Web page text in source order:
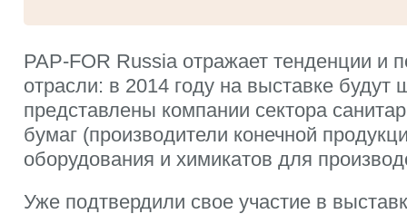
PAP-FOR Russia отражает тенденции и
отрасли: в 2014 году на выставке будут
представлены компании сектора
бумаг (производители конечной
оборудования и химикатов для
Уже подтвердили свое участие в